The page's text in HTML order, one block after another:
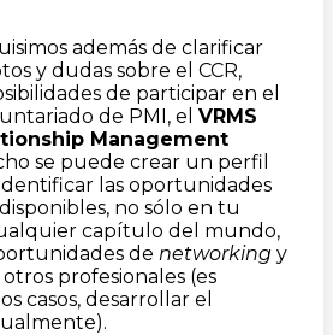
además de clarificar
y dudas sobre el CCR,
de participar en el
de PMI, el VRMS
Management
se puede crear un perfil
las oportunidades
no sólo en tu
capítulo del mundo,
de networking y
profesionales (es
casos, desarrollar el